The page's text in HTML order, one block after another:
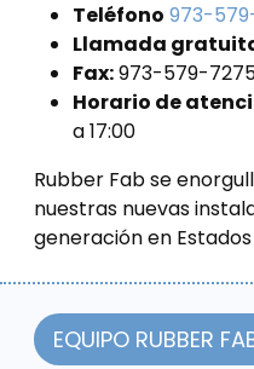
Teléfono 973-
Llamada
Fax:973-579-
Horario de
a 17:00
Rubber Fab se
nuestras nuevas
generación en Estados
EQUIPO RUBBER